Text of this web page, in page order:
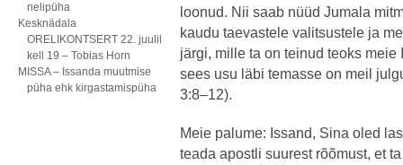
nelipüha
Kesknädala
ORELIKONTSERT 22. juulil
kell 19 – Tobias Horn
MISSA – Issanda muutmise
püha ehk kirgastamispüha
loonud. Nii saab nüüd Jumala
kaudu taevastele valitsustele ja
järgi, mille ta on teinud teoks
sees usu läbi temasse on meil
3:8–12).
Meie palume: Issand, Sina oled
teada apostli suurest rõõmust, et